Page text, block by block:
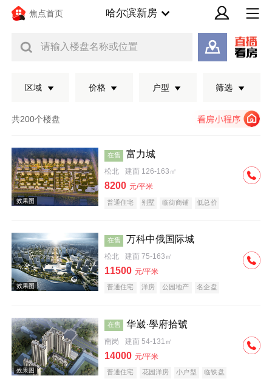
焦点首页 哈尔滨新房
请输入楼盘名称或位置
区域 价格 户型 筛选
共200个楼盘
效果图
在售 富力城
松北 建面 126-163㎡
8200 元/平米
普通住宅 别墅 临街商铺 低总价
效果图
在售 万科中俄国际城
松北 建面 75-163㎡
11500 元/平米
普通住宅 洋房 公园地产 名企盘
在售 华崴·學府拾號
南岗 建面 54-131㎡
14000 元/平米
普通住宅 花园洋房 小户型 临铁盘